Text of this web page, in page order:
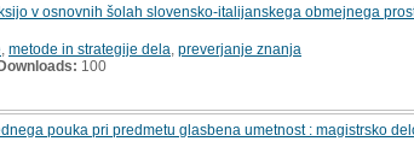
v osnovnih šolah slovensko-italijanskega obmejnega
metode in strategije dela preverjanje znanja
100
pouka pri predmetu glasbena umetnost : magistrsko